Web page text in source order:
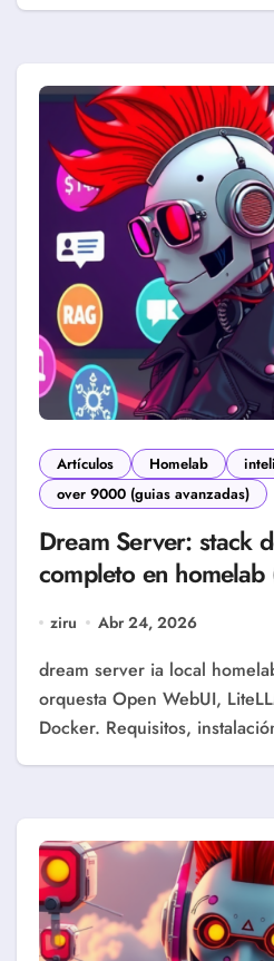
Artículos Homelab
over 9000 (guias avanzadas)
Dream Server: stack
completo en
ziru Abr 24, 2026
dream server ia local homelab: Dream Server
orquesta Open WebUI,
Docker. Requisitos,